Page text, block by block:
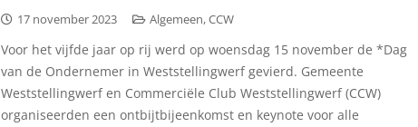
17 november 2023 Algemeen,CCW
Voor het vijfde jaar op rij werd op woensdag 15 november de *Dag
van de Ondernemer in Weststellingwerf gevierd. Gemeente
Weststellingwerf en Commerciële Club Weststellingwerf (CCW)
organiseerden een ontbijtbijeenkomst en keynote voor alle